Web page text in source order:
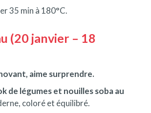
35 min à 180°C.
(20 janvier – 18
aime surprendre.
de légumes et nouilles soba au
coloré et équilibré.